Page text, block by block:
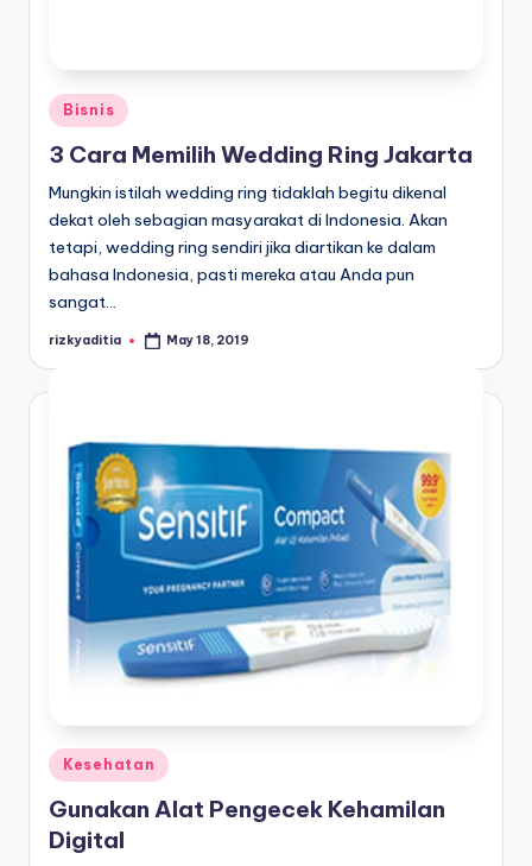
Posted
in
Bisnis
3 Cara Memilih Wedding Ring Jakarta
Mungkin istilah wedding ring tidaklah begitu dikenal
dekat oleh sebagian masyarakat di Indonesia. Akan
tetapi, wedding ring sendiri jika diartikan ke dalam
bahasa Indonesia, pasti mereka atau Anda pun
sangat…
Posted
rizkyaditia May 18, 2019
Posted
in
Kesehatan
Gunakan Alat Pengecek Kehamilan
Digital